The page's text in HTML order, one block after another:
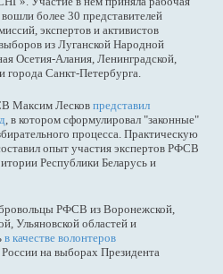
более 30 представителей
экспертов и активистов
из Луганской Народной
Осетия-Алания, Ленинградской,
города Санкт-Петербурга.
Максим Лесков представил
, в котором сформулировал "законные"
процесса. Практическую
опыт участия экспертов РФСВ
Республики Беларусь и
РФСВ из Воронежской,
Ульяновской областей и
в качестве волонтеров
на выборах Президента